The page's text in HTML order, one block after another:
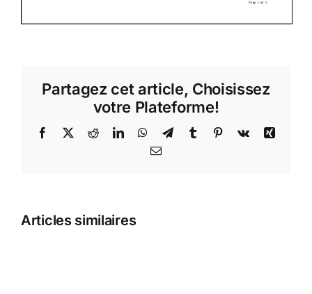
Partagez cet article, Choisissez
votre Plateforme!
Facebook
X RedditLinkedInWhatsApp
TelegramTumblr Pinterest
Vk
Xing
Email
Articles similaires